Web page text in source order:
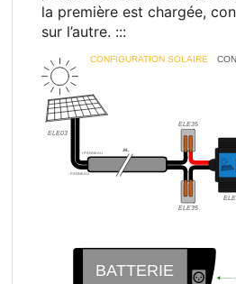
la première est chargée,
sur l’autre. :::